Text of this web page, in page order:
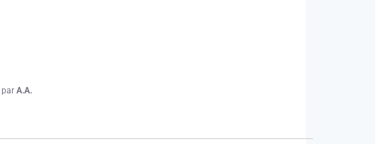
par A.A.